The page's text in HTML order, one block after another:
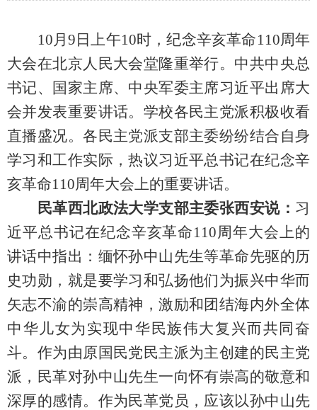
10月9日上午10时，纪念辛亥革命110周年
大会在北京人民大会堂隆重举行。中共中央总
书记、国家主席、中央军委主席习近平出席大
会并发表重要讲话。 学校各民主党派积极收看
直播盛况。各民主党派支部主委纷纷结合自身
学习和工作实际，热议习近平总书记在纪念辛
亥革命110周年大会上的重要讲话。
民革西北政法大学支部主委张西安说： 习
近平总书记在纪念辛亥革命110周年大会上的
讲话中指出：缅怀孙中山先生等革命先驱的历
史功勋，就是要学习和弘扬他们为振兴中华而
矢志不渝的崇高精神，激励和团结海内外全体
中华儿女为实现中华民族伟大复兴而共同奋
斗。作为由原国民党民主派为主创建的民主党
派，民革对孙中山先生一向怀有崇高的敬意和
深厚的感情。作为民革党员，应该以孙中山先